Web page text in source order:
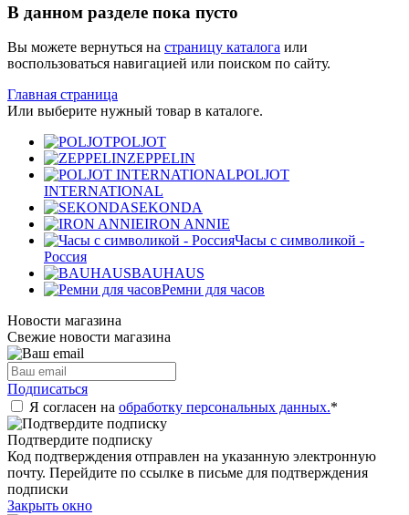
В данном разделе пока пусто
Вы можете вернуться на страницу каталога или
воспользоваться навигацией или поиском по сайту.
Главная страница
Или выберите нужный товар в каталоге.
POLJOT
ZEPPELIN
POLJOT
INTERNATIONAL
SEKONDA
IRON ANNIE
Часы с символикой -
Россия
BAUHAUS
Ремни для часов
Новости магазина
Свежие новости магазина
Подписаться
Я согласен на обработку персональных данных.*
Подтвердите подписку
Код подтверждения отправлен на указанную электронную
почту. Перейдите по ссылке в письме для подтверждения
подписки
Закрыть окно